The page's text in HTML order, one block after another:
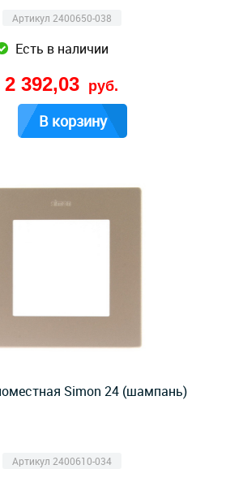
Артикул 2400650-038
Есть в наличии
2 392,03 руб.
В корзину
Simon 24 (шампань)
Артикул 2400610-034